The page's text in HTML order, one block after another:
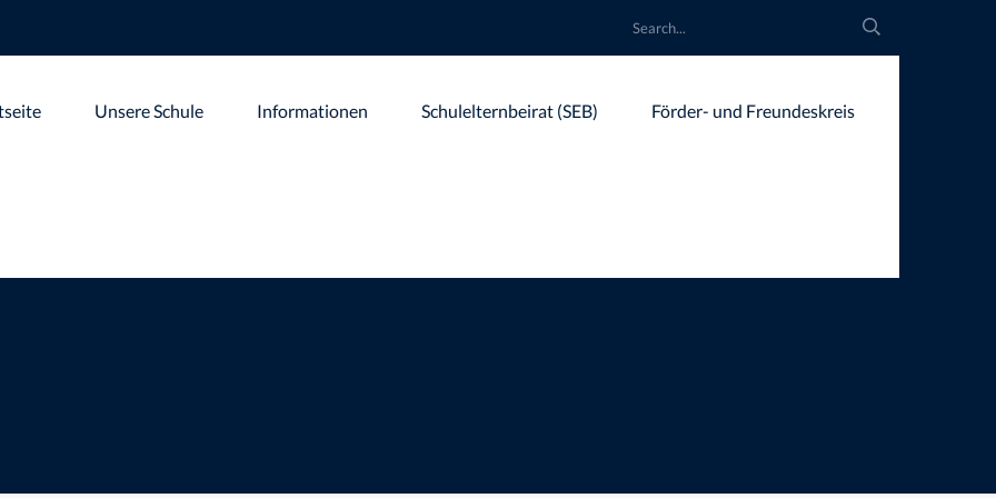
Unsere Schule Informationen Schulelternbeirat (SEB) Förder- und Freundeskreis